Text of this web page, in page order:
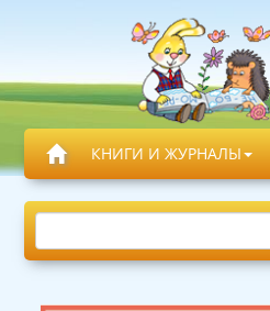
КНИГИ И ЖУРНАЛЫ